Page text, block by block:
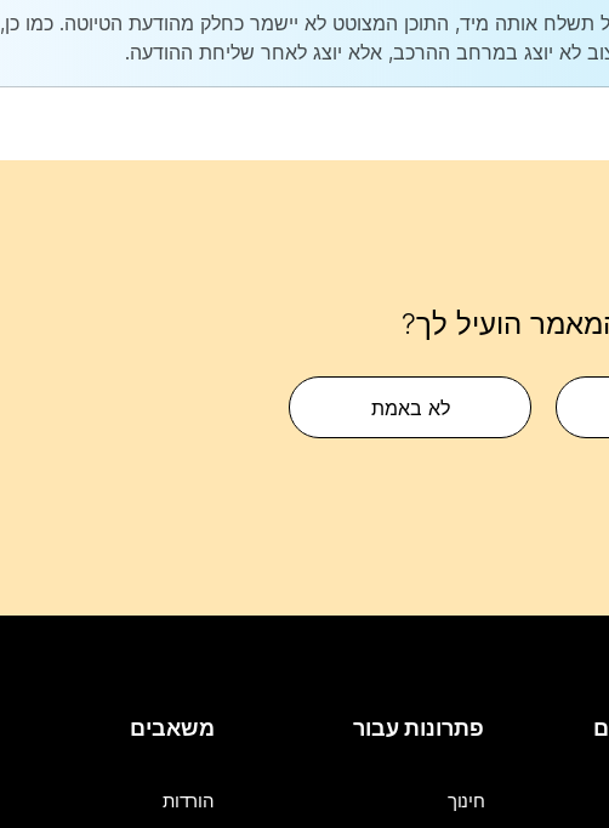
אותה מיד, התוכן המצוטט לא יישמר כחלק מהודעת הטיוטה. כמו כן,
לא יוצג במרחב ההרכב, אלא יוצג לאחר שליחת ההודעה.
הועיל לך?
לא באמת
פתרונות עבור
חינוך
משאבים
הורדות